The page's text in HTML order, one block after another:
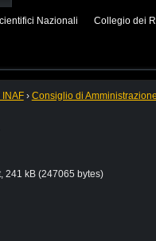
Nazionali Collegio dei
› Consiglio di
241 kB (247065 bytes)